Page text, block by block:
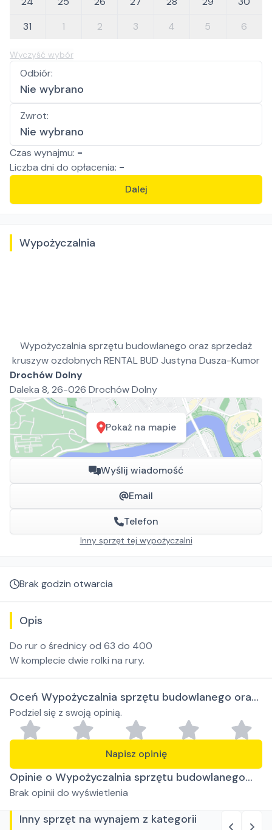
31
1 2 3 4 5 6
Wyczyść wybór
Odbiór:
Nie wybrano
Zwrot:
Nie wybrano
Czas wynajmu: -
Liczba dni do opłacenia: -
Dalej
Wypożyczalnia
Wypożyczalnia sprzętu budowlanego oraz sprzedaż
kruszyw ozdobnych RENTAL BUD Justyna Dusza-Kumor
Drochów Dolny
Daleka 8, 26-026 Drochów Dolny
Pokaż na mapie
Wyślij wiadomość
Email
Telefon
Inny sprzęt tej wypożyczalni
Brak godzin otwarcia
Opis
Do rur o średnicy od 63 do 400
W komplecie dwie rolki na rury.
Oceń Wypożyczalnia sprzętu budowlanego oraz
sprzedaż kruszyw ozdobnych RENTAL BUD
Justyna Dusza-Kumor
Podziel się z swoją opinią.
Napisz opinię
Opinie o Wypożyczalnia sprzętu budowlanego
oraz sprzedaż kruszyw ozdobnych RENTAL BUD
Justyna Dusza-Kumor
Brak opinii do wyświetlenia
Inny sprzęt na wynajem z kategorii